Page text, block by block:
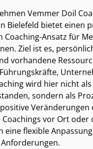
Vemmer Doil
Bielefeld bietet einen
Coaching-Ansatz für
Ziel ist es,
vorhandene
wird hier nicht
sondern als
Veränderungen
Coachings vor Ort oder
eine flexible